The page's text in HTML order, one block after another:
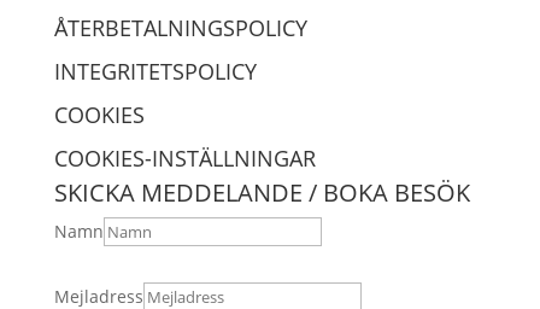
ÅTERBETALNINGSPOLICY
INTEGRITETSPOLICY
COOKIES
COOKIES-INSTÄLLNINGAR
SKICKA MEDDELANDE / BOKA BESÖK
Namn
Mejladress